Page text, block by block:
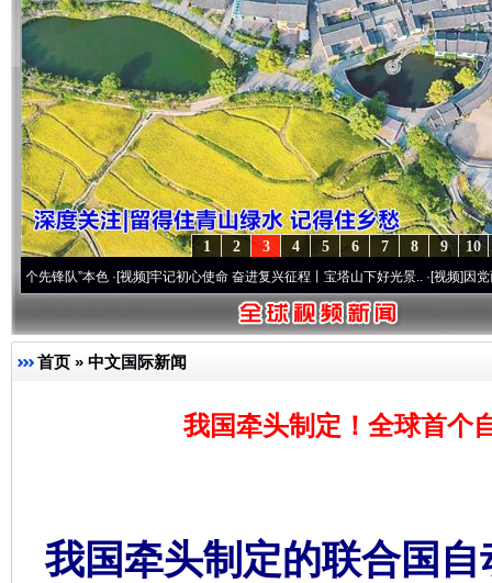
10
9
8
7
6
5
4
3
2
1
队”本色·[视频]牢记初心使命 奋进复兴征程丨宝塔山下好光景..·[视频]因党而生 为
首页 » 中文国际新闻
我国牵头制定！全球首个
我国牵头制定的联合国